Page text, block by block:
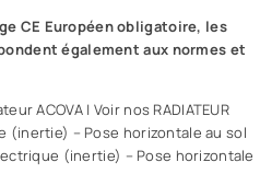
CE Européen obligatoire, les
également aux normes et
ACOVA| Voir nos RADIATEUR
(inertie) – Pose horizontale au sol
(inertie) – Pose horizontale